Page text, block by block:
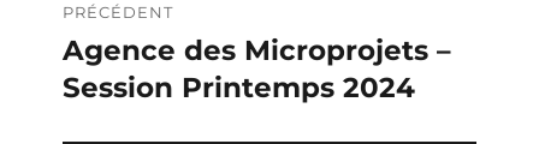
de
l’article
PRÉCÉDENT
Publication
précédente :
Agence des Microprojets –
Session Printemps 2024